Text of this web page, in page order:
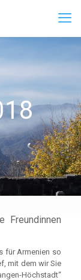
Freundinnen
für Armenien so
mit dem wir Sie
Höchstadt“